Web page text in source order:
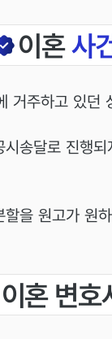
이혼사
거주하고 있던
송달로 진행
을 원고가 원
이혼변호